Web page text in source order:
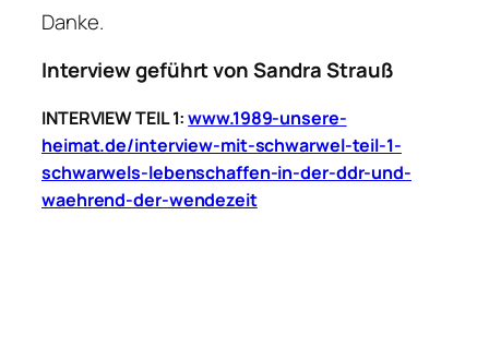
Danke.
Interview geführt von Sandra Strauß
INTERVIEW TEIL 1:www.1989-unsere-
heimat.de/interview-mit-schwarwel-teil-1-
schwarwels-lebenschaffen-in-der-ddr-und-
waehrend-der-wendezeit